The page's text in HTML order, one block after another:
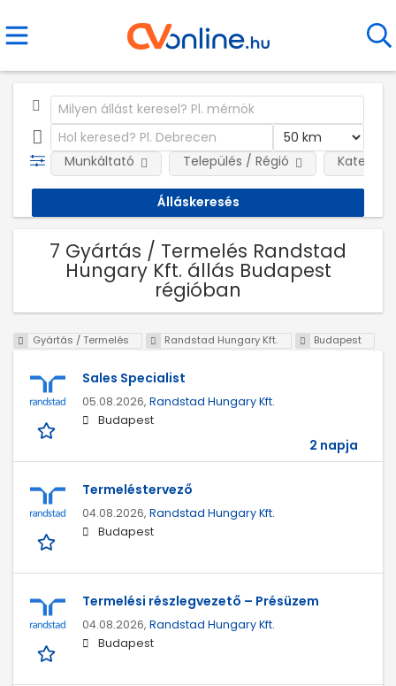
Munkáltató Település / Régió
7 Gyártás / Termelés Randstad
Hungary Kft. állás Budapest
régióban
Gyártás / Termelés Randstad Hungary Kft. Budapest
Sales Specialist
05.08.2026, Randstad Hungary Kft.
Budapest
2 napja
Termeléstervező
04.08.2026, Randstad Hungary Kft.
Budapest
Termelési részlegvezető – Présüzem
04.08.2026, Randstad Hungary Kft.
Budapest